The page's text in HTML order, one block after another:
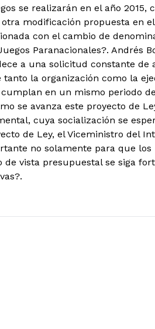
se realizarán en el año 2015,
modificación propuesta en
con el cambio de
Paranacionales?. Andrés
a una solicitud constante de
tanto la organización como la
cumplan en un mismo periodo
se avanza este proyecto de
cuya socialización se
de Ley, el Viceministro del
no solamente para que
de vista presupuestal se siga